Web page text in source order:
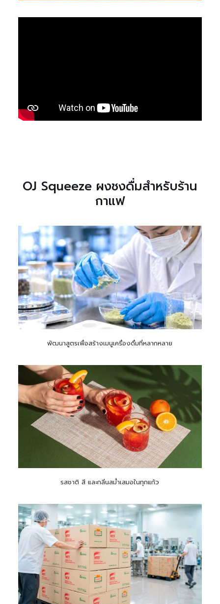
OJ Squeeze ผงชงดื่มสำหรับร้าน
กาแฟ
พัฒนาสูตรเพื่อสร้างเมนูเครื่องดื่มที่หลากหลาย
รสชาติ สี และกลิ่นสม่ำเสมอในทุกแก้ว